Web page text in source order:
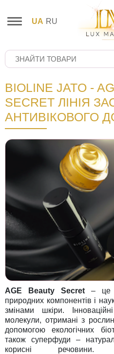
UA RU
BIOLINE JATO -
SECRET ЛІНІЯ
АНТИВІКОВОГО
AGE Beauty Secret – це
природних компонентів і
змінами шкіри.
молекули, отримані з
допомогою екологічних
також суперфуди –
корисні речовини.